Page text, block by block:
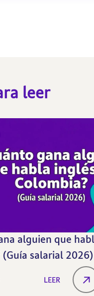
leer
alguien que
(Guía salarial 2026)
LEER